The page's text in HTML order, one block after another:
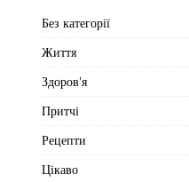
Без категорії
Життя
Здоров'я
Притчі
Рецепти
Цікаво